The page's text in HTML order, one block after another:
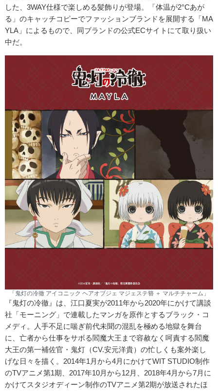
した、3WAY仕様で楽しめる髪飾りが登場。「体温が2°Cあが
る」のキャッチコピーでファッションブランドを展開する「MA
YLA」によるもので、同ブランドの公式ECサイトにて取り扱い
中だ。
「鬼灯の冷徹 アイコニック ヘアオブジェ マジェステ簪 ＋ マルチチャーム」
『鬼灯の冷徹』は、江口夏実が2011年から2020年にかけて講談
社「モーニング」で連載したマンガを原作とするブラック・コ
メディ。人手不足に喘ぎ前代未聞の混乱を極める地獄を舞台
に、亡者から仕事をサボる閻魔大王まで容赦なく呵責する閻魔
大王の第一補佐官・鬼灯（CV.安元洋貴）の忙しくも案外楽し
げな日々を描く。2014年1月から4月にかけてWIT STUDIO制作
のTVアニメ第1期、2017年10月から12月、2018年4月から7月に
かけてスタジオディーン制作のTVアニメ第2期が放送されたほ